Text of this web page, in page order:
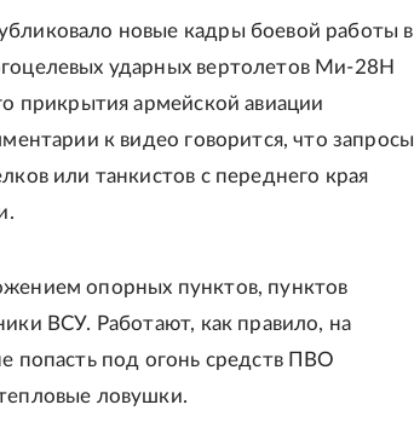
новые кадры боевой работы в
ударных вертолетов Ми-28Н
прикрытия армейской авиации
к видео говорится, что запросы
или танкистов с переднего края
опорных пунктов, пунктов
ВСУ. Работают, как правило, на
попасть под огонь средств ПВО
ловушки.